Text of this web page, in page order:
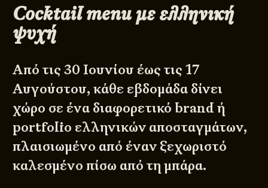
Cocktail menu με ελληνική
ψυχή
Από τις 30 Ιουνίου έως τις 17
Αυγούστου, κάθε εβδομάδα δίνει
χώρο σε ένα διαφορετικό brand ή
portfolio ελληνικών αποσταγμάτων,
πλαισιωμένο από έναν ξεχωριστό
καλεσμένο πίσω από τη μπάρα.